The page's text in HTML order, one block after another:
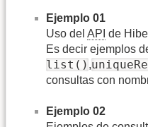
Ejemplo 01
Uso del API de
Es decir ejemplos
list() ,
consultas con
Ejemplo 02